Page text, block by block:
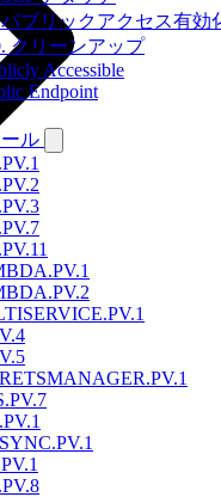
ブリックアクセス有
クリーンアップ
Accessible
Endpoint
ル